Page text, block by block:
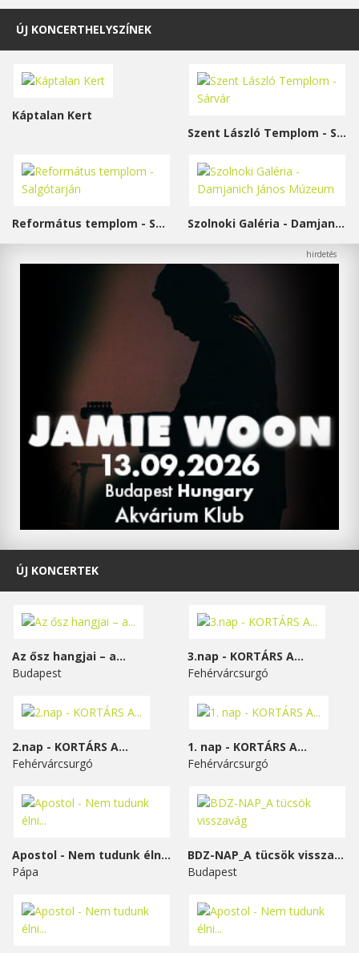
ÚJ KONCERTHELYSZÍNEK
Káptalan Kert
Szent László Templom - Sárvár
Református templom - Salgótarján Szolnoki Galéria - Damjanich János Múzeum
ÚJ KONCERTEK
Az ősz hangjai – a...
Budapest
3.nap - KORTÁRS A...
Fehérvárcsurgó
2.nap - KORTÁRS A...
Fehérvárcsurgó
1. nap - KORTÁRS A...
Fehérvárcsurgó
Apostol - Nem tudunk élni...
Pápa
BDZ-NAP_A tücsök visszavág
Budapest